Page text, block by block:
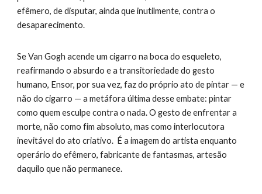
efêmero, de disputar, ainda que inutilmente, contra o
desaparecimento.
Se Van Gogh acende um cigarro na boca do esqueleto,
reafirmando o absurdo e a transitoriedade do gesto
humano, Ensor, por sua vez, faz do próprio ato de pintar — e
não do cigarro — a metáfora última desse embate: pintar
como quem esculpe contra o nada. O gesto de enfrentar a
morte, não como fim absoluto, mas como interlocutora
inevitável do ato criativo. É a imagem do artista enquanto
operário do efêmero, fabricante de fantasmas, artesão
daquilo que não permanece.